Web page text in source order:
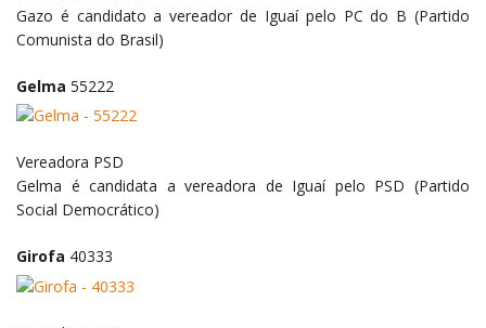
Gazo é candidato a vereador de Iguaí pelo PC do B (Partido
Comunista do Brasil)
Gelma 55222
Vereadora PSD
Gelma é candidata a vereadora de Iguaí pelo PSD (Partido
Social Democrático)
Girofa 40333